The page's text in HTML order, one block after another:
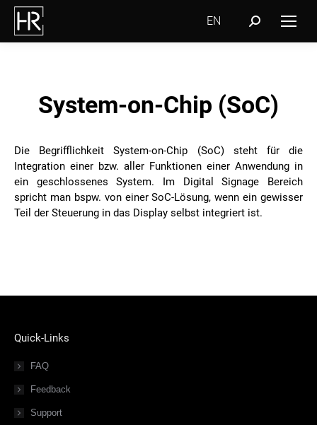
EN Search:
System-on-Chip (SoC)
Die Begrifflichkeit System-on-Chip (SoC) steht für die
Integration einer bzw. aller Funktionen einer Anwendung in
ein geschlossenes System. Im Digital Signage Bereich
spricht man bspw. von einer SoC-Lösung, wenn ein gewisser
Teil der Steuerung in das Display selbst integriert ist.
Quick-Links
FAQ
Feedback
Support